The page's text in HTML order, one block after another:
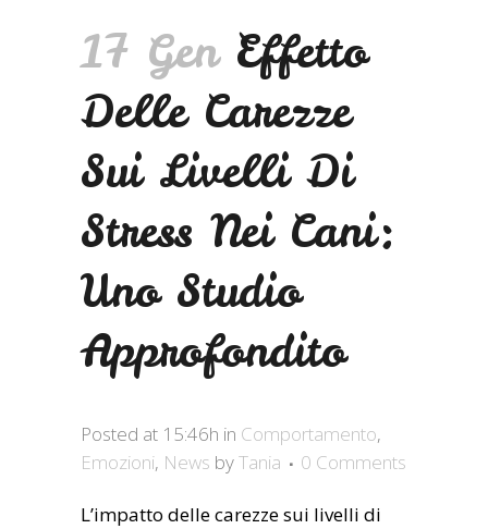
17 GenEffetto
Delle Carezze
Sui Livelli Di
Stress Nei Cani:
Uno Studio
Approfondito
Posted at 15:46h in Comportamento,
Emozioni, News byTania 0 Comments
L’impatto delle carezze sui livelli di